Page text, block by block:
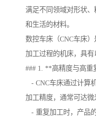
满足不同领域对形状
和生活的材料。
数控车床（CNC车床
加工过程的机床，具有
### 1. **高精度与高重
- CNC车床通过计算
加工精度，通常可达微
- 重复加工时，产品